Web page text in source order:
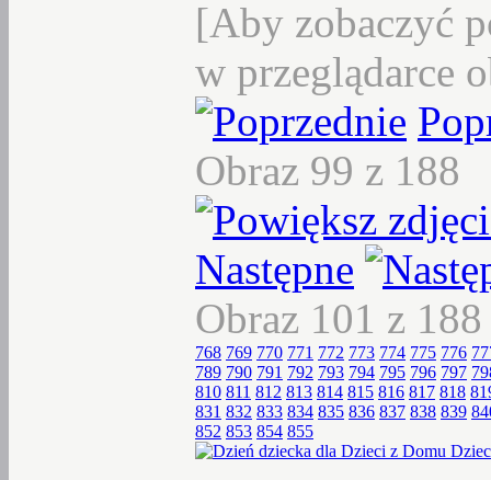
[Aby zobaczyć
w przeglądarce
Obraz 99 z 188
Następne
Obraz 101 z
768 769 770 771 772 773 774 775 776
789 790 791 792 793 794 795 796 797
810 811 812 813 814 815 816 817 818
831 832 833 834 835 836 837 838 839
852 853 854 855